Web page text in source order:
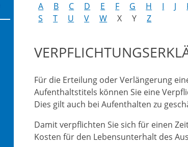
A
B C D E F G H I J
S
T U V W X Y Z
Für die Erteilung oder Verlängerung
Aufenthaltstitels können Sie eine
Dies gilt auch bei Aufenthalten zu
Damit verpflichten Sie sich für einen
Kosten für den Lebensunterhalt des